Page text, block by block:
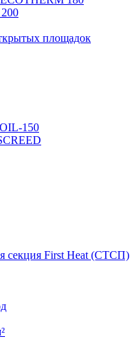
площадок
150
секция First Heat (СТСП)